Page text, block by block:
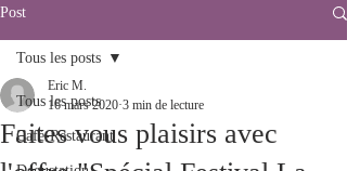
Post
Tous les posts
Café-Restaurant
Tous les posts
Faites vous plaisirs avec
Eric M.
16 mars 2020 3 min de lecture